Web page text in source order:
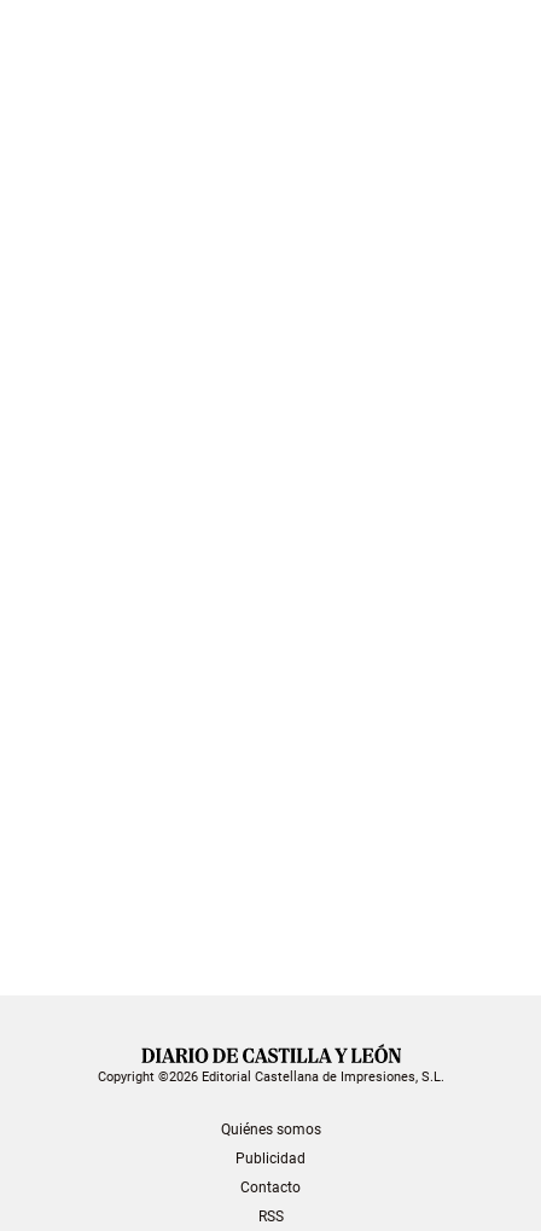
Copyright ©2026 Editorial Castellana de Impresiones, S.L.
Quiénes somos
Publicidad
Contacto
RSS